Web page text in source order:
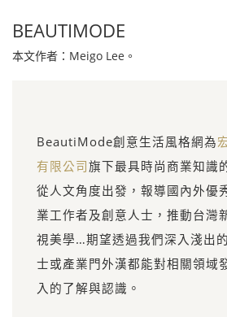
BEAUTIMODE
本文作者：Meigo Lee。
BeautiMode創意生活風格網為
有限公司旗下最具時尚商業知識
從人文角度出發，報導國內外優
業工作者及創意人士，推動台灣
視美學…期望透過我們深入淺出
士或產業門外漢都能對相關領域
入的了解與認識。